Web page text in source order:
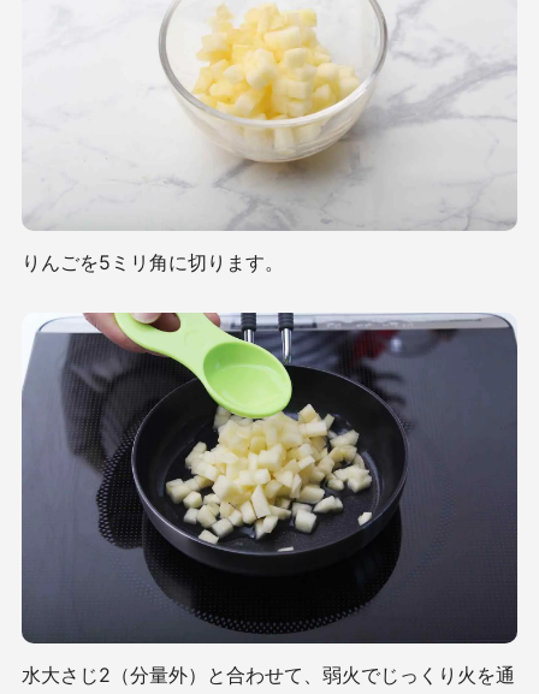
りんごを5ミリ角に切ります。
水大さじ2（分量外）と合わせて、弱火でじっくり火を通